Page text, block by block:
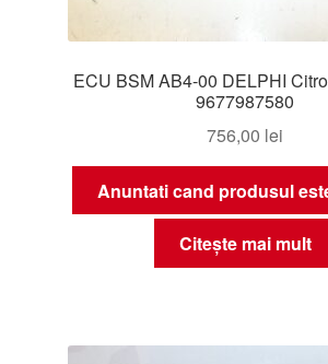
ECU BSM AB4-00 DELPHI
9677987580
756,00 lei
Anuntati cand produsul
Citește mai mult